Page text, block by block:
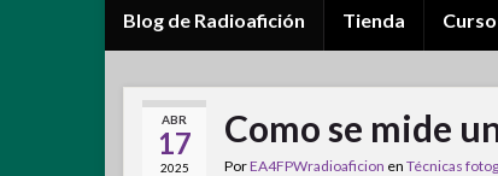
Blog de Radioafición Tienda
ABR
17
2025
Como se mide
PorEA4FPWradioaficion en Técnicas